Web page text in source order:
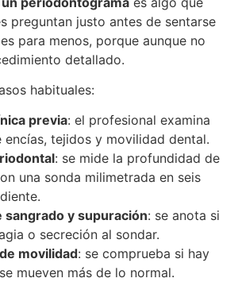
preguntan justo antes de sentarse
para menos, porque aunque no
detallado.
habituales:
previa: el profesional examina
encías, tejidos y movilidad dental.
: se mide la profundidad de
una sonda milimetrada en seis
sangrado y supuración: se anota si
o secreción al sondar.
movilidad: se comprueba si hay
mueven más de lo normal.